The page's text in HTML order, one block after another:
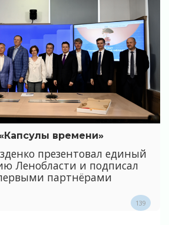
времени»
презентовал единый
Ленобласти и подписал
партнёрами
139